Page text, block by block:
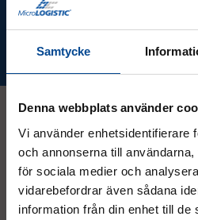
Samtycke
Denna webbplats använder
Vi använder enhetsidentifierare
och annonserna till
för sociala medier och
vidarebefordrar även sådana
information från din enhet till de
Kontakt
08 - 544 401 50